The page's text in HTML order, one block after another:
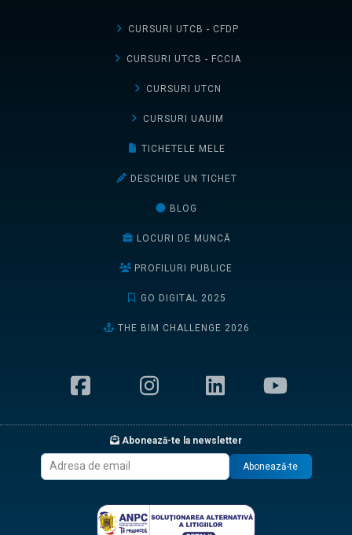
CURSURI UTCB - CFDP
CURSURI UTCB - FCCIA
CURSURI UTCN
CURSURI UAUIM
TICHETELE MELE
DESCHIDE UN TICHET
BLOG
LOCURI DE MUNCĂ
PROFILURI PUBLICE
GO DIGITAL 2025
THE BIM CHALLENGE 2026
Abonează-te la newsletter
Abonează-te